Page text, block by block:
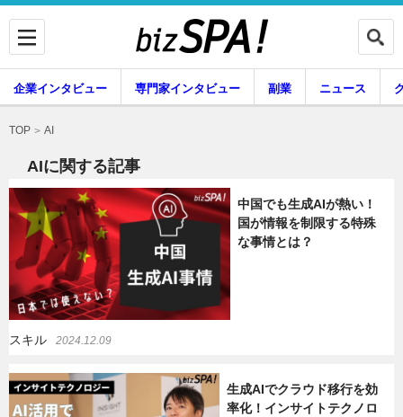
企業インタビュー 専門家インタビュー
副業
企業インタビュー 専門家インタビュー 副業 ニュース
暮らし
TOP AI
AIに関する記事
中国でも生成AIが熱い！
国が情報を制限する特殊
な事情とは？
スキル 2024.12.09
生成AIでクラウド移行を効
率化！インサイトテクノロ